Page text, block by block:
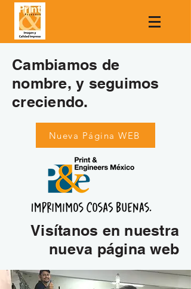
Cambiamos de
nombre, y seguimos
creciendo.
Nueva Página WEB
Visítanos en nuestra
nueva página web